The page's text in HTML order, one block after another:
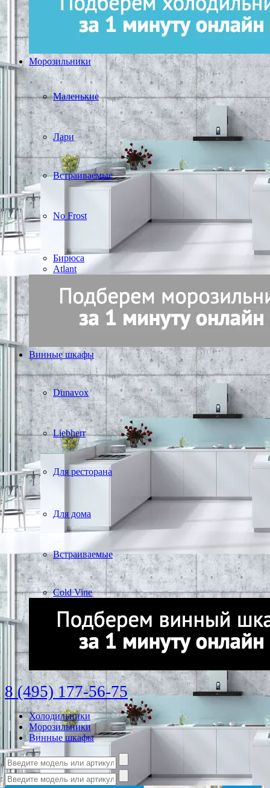
Морозильники
Маленькие
Лари
Встраиваемые
No Frost
Бирюса
Atlant
Винные шкафы
Dunavox
Liebherr
Для ресторана
Для дома
Встраиваемые
Cold Vine
8 (495) 177-56-75
Холодильники
Морозильники
Винные шкафы